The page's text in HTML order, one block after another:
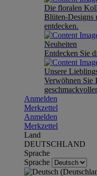
Die floralen
Blüten-Designs
entdecken.
Neuheiten
Entdecken Sie
Unsere
Verwöhnen Sie
Anmelden
Merkzettel
Anmelden
Merkzettel
Land
DEUTSCHLAND
Sprache
Sprache